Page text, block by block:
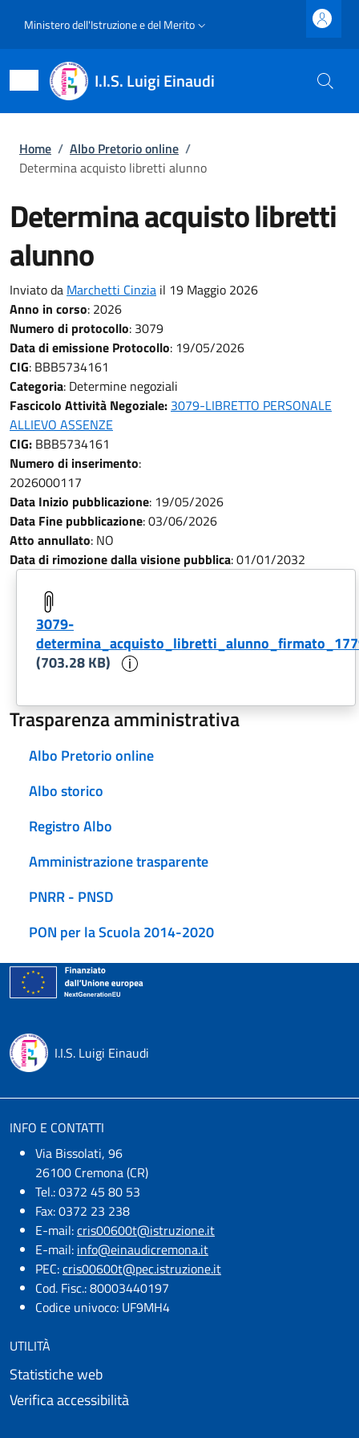
Slim top
Ministero dell'Istruzione e del Merito
I.I.S. Luigi Einaudi
Briciole di pane
Home / Albo Pretorio online /
Determina acquisto libretti alunno
Determina acquisto libretti
alunno
Inviato da Marchetti Cinzia il 19 Maggio 2026
Anno in corso: 2026
Numero di protocollo: 3079
Data di emissione Protocollo: 19/05/2026
CIG: BBB5734161
Categoria: Determine negoziali
Fascicolo Attività Negoziale: 3079-LIBRETTO PERSONALE
ALLIEVO ASSENZE
CIG: BBB5734161
Numero di inserimento:
2026000117
Data Inizio pubblicazione: 19/05/2026
Data Fine pubblicazione:03/06/2026
Atto annullato: NO
Data di rimozione dalla visione pubblica:01/01/2032
3079-
(703.28 KB)
Trasparenza amministrativa
Albo Pretorio online
Albo storico
Registro Albo
Amministrazione trasparente
PNRR - PNSD
PON per la Scuola 2014-2020
I.I.S. Luigi Einaudi
INFO E CONTATTI
Via Bissolati, 96
26100 Cremona (CR)
Tel.: 0372 45 80 53
Fax: 0372 23 238
E-mail:cris00600t@istruzione.it
E-mail:​ info@einaudicremona.it
PEC:cris00600t@pec.istruzione.it
Cod. Fisc.: 80003440197
Codice univoco: UF9MH4
UTILITÀ
Statistiche web
Verifica accessibilità